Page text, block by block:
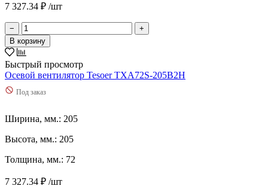
7 327.34 ₽ /шт
−
+
В корзину
Быстрый просмотр
Осевой вентилятор Tesoer TXA72S-205B2H
Под заказ
Ширина, мм.: 205
Высота, мм.: 205
Толщина, мм.: 72
7 327.34 ₽ /шт